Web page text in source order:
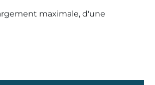
maximale, d'une